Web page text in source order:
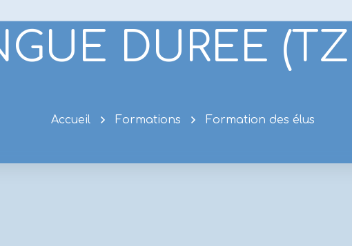
DUREE
Accueil Formations Formation des élus